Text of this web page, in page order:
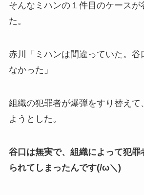
そんなミハンの１件目のケースが
た。
赤川「ミハンは間違っていた。谷
なかった」
組織の犯罪者が爆弾をすり替えて
ようとした。
谷口は無実で、組織によって犯罪
られてしまったんです(/ω＼)